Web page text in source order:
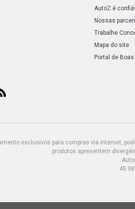
AutoZ é
Nossas
Trabalhe
Mapa do site
Portal de
exclusivos para compras via internet,
produtos apresentem